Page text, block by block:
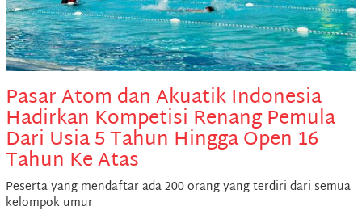
Pasar Atom dan Akuatik Indonesia
Hadirkan Kompetisi Renang Pemula
Dari Usia 5 Tahun Hingga Open 16
Tahun Ke Atas
Peserta yang mendaftar ada 200 orang yang terdiri dari semua
kelompok umur